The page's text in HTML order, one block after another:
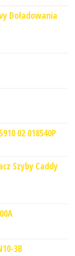
Doładowania
02 018540P
Szyby Caddy
3B